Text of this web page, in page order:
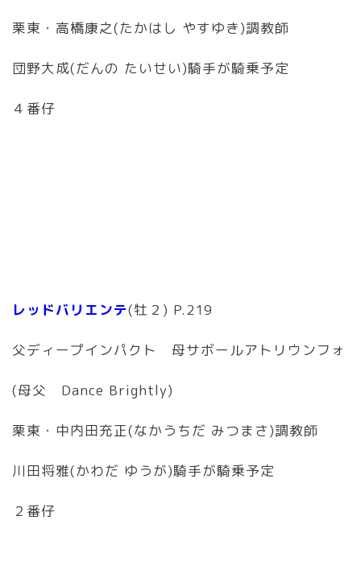
栗東・高橋康之(たかはし やすゆき)調教師
団野大成(だんの たいせい)騎手が騎乗予定
４番仔
レッドバリエンテ(牡２) P.219
父ディープインパクト 母サボールアトリウンフォ
(母父 Dance Brightly)
栗東・中内田充正(なかうちだ みつまさ)調教師
川田将雅(かわだ ゆうが)騎手が騎乗予定
２番仔